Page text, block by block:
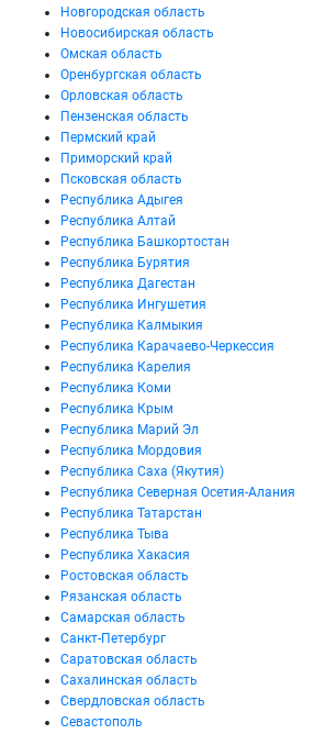
Новгородская область
Новосибирская область
Омская область
Оренбургская область
Орловская область
Пензенская область
Пермский край
Приморский край
Псковская область
Республика Адыгея
Республика Алтай
Республика Башкортостан
Республика Бурятия
Республика Дагестан
Республика Ингушетия
Республика Калмыкия
Республика Карачаево-Черкессия
Республика Карелия
Республика Коми
Республика Крым
Республика Марий Эл
Республика Мордовия
Республика Саха (Якутия)
Республика Северная Осетия-Алания
Республика Татарстан
Республика Тыва
Республика Хакасия
Ростовская область
Рязанская область
Самарская область
Санкт-Петербург
Саратовская область
Сахалинская область
Свердловская область
Севастополь